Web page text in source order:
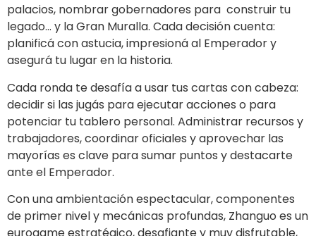
palacios, nombrar gobernadores para construir tu
legado… y la Gran Muralla. Cada decisión cuenta:
planificá con astucia, impresioná al Emperador y
asegurá tu lugar en la historia.
Cada ronda te desafía a usar tus cartas con cabeza:
decidir si las jugás para ejecutar acciones o para
potenciar tu tablero personal. Administrar recursos y
trabajadores, coordinar oficiales y aprovechar las
mayorías es clave para sumar puntos y destacarte
ante el Emperador.
Con una ambientación espectacular, componentes
de primer nivel y mecánicas profundas, Zhanguo es un